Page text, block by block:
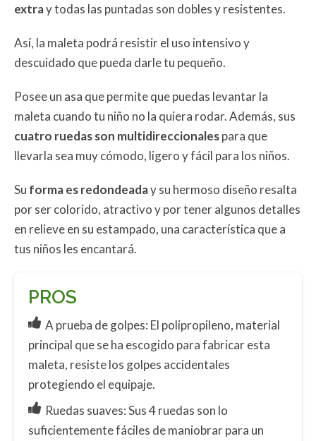
extray todas las puntadas son dobles y resistentes.
Así, la maleta podrá resistir el uso intensivo y
descuidado que pueda darle tu pequeño.
Posee un asa que permite que puedas levantar la
maleta cuando tu niño no la quiera rodar. Además, sus
cuatro ruedas son multidireccionalespara que
llevarla sea muy cómodo, ligero y fácil para los niños.
Su forma es redondeaday su hermoso diseño resalta
por ser colorido, atractivo y por tener algunos detalles
en relieve en su estampado, una característica que a
tus niños les encantará.
PROS
A prueba de golpes: El polipropileno, material
principal que se ha escogido para fabricar esta
maleta, resiste los golpes accidentales
protegiendo el equipaje.
Ruedas suaves: Sus 4 ruedas son lo
suficientemente fáciles de maniobrar para un